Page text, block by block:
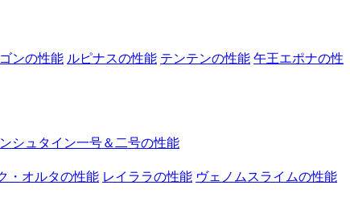
ンの性能 ルピナスの性能 テンテンの性能 午王エポナの性
シュタイン一号＆二号の性能
・オルタの性能 レイララの性能 ヴェノムスライムの性能